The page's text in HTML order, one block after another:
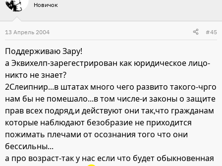
Новичок
13 Апрель 2004 #45
Поддерживаю Зару!
а Эквихелп-зарегестрирован как юридическое лицо-
никто не знает?
2Слеипнир...в штатах много чего развито такого-чрго
нам бы не помешало...в том числе-и законы о защите
прав всех подряд,и действуют они так,что гражданам
которые наблюдают безобразие не приходится
пожимать плечами от осознания того что они
бессильны...
а про возраст-так у нас если что будет обыкновенная